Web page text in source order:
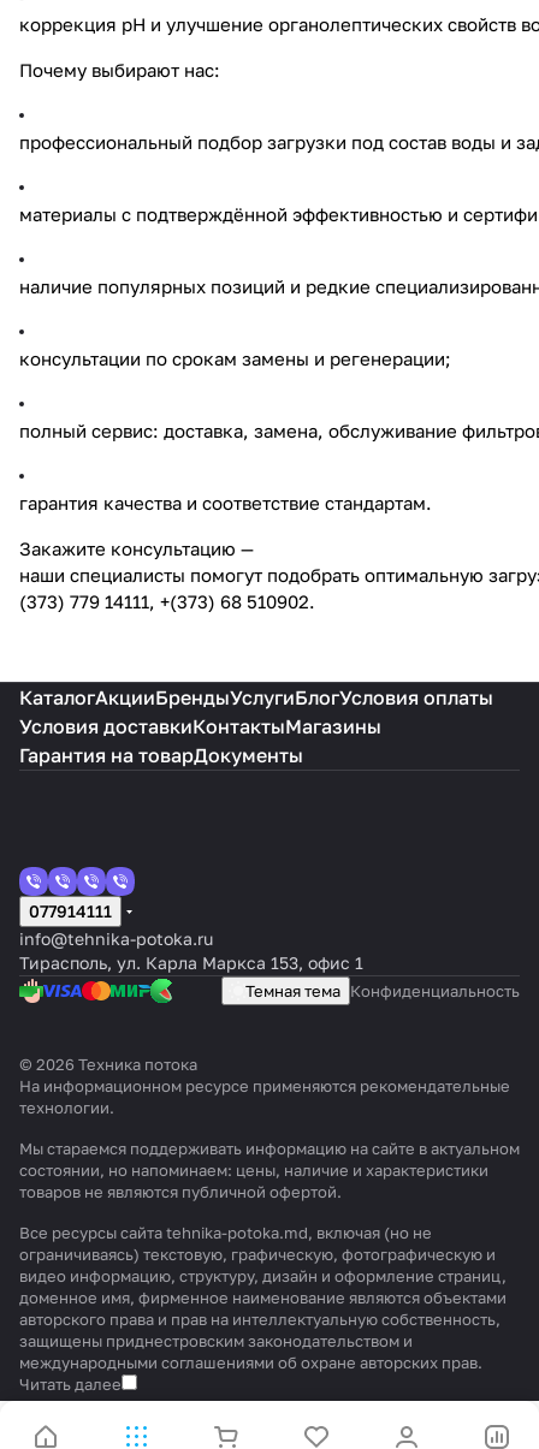
коррекция pH и улучшение органолептических свойств
Почему выбирают нас:
профессиональный подбор загрузки под состав воды и
материалы с подтверждённой эффективностью и
наличие популярных позиций и редкие
консультации по срокам замены и регенерации;
полный сервис: доставка, замена, обслуживание
гарантия качества и соответствие стандартам.
Закажите консультацию —
наши специалисты помогут подобрать оптимальную
(373) 779 14111, +(373) 68 510902.
КаталогАкцииБрендыУслугиБлогУсловия оплаты
Условия доставкиКонтактыМагазины
Гарантия на товарДокументы
077914111
info@tehnika-potoka.ru
Тирасполь, ул. Карла Маркса 153, офис 1
Темная тема Конфиденциальность
© 2026 Техника потока
На информационном ресурсе применяются рекомендательные
технологии.
Мы стараемся поддерживать информацию на сайте в актуальном
состоянии, но напоминаем: цены, наличие и характеристики
товаров не являются публичной офертой.
Все ресурсы сайта tehnika-potoka.md, включая (но не
ограничиваясь) текстовую, графическую, фотографическую и
видео информацию, структуру, дизайн и оформление страниц,
доменное имя, фирменное наименование являются объектами
авторского права и прав на интеллектуальную собственность,
защищены приднестровским законодательством и
международными соглашениями об охране авторских прав.
Читать далее